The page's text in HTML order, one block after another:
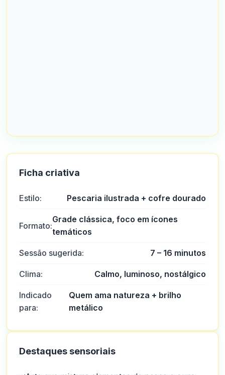
Ficha criativa
Estilo: Pescaria ilustrada + cofre dourado
Formato:
Grade clássica, foco em ícones
temáticos
Sessão sugerida: 7 – 16 minutos
Clima: Calmo, luminoso, nostálgico
Indicado
para:
Quem ama natureza + brilho
metálico
Destaques sensoriais